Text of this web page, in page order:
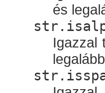
és
Igazzal